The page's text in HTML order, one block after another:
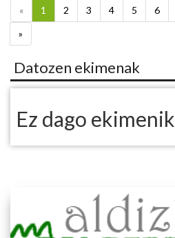
« 1 2 3 4 5 6
»
Datozen ekimenak
Ez dago ekimenik